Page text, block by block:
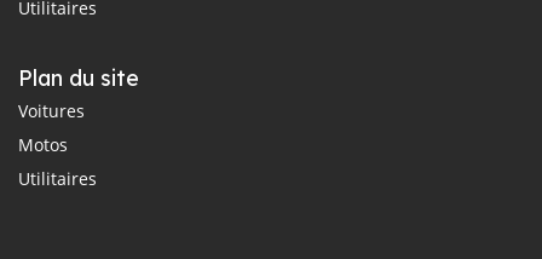
Utilitaires
Plan du site
Voitures
Motos
Utilitaires